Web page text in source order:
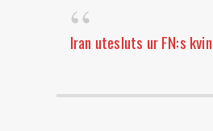
Iran utesluts ur FN:s